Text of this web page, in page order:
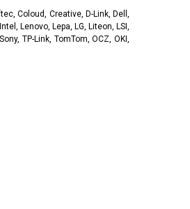
Coloud, Creative, D-Link, Dell,
Lenovo, Lepa, LG, Liteon, LSI,
TP-Link, TomTom, OCZ, OKI,